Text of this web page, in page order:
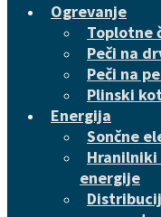
Ogrevanje
Toplotne
Peči na
Peči na
Plinski
Energija
Sončne
energije